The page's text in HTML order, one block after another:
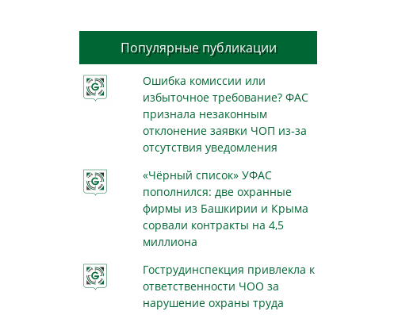
Популярные публикации
Ошибка комиссии или
избыточное требование? ФАС
признала незаконным
отклонение заявки ЧОП из-за
отсутствия уведомления
«Чёрный список» УФАС
пополнился: две охранные
фирмы из Башкирии и Крыма
сорвали контракты на 4,5
миллиона
Гострудинспекция привлекла к
ответственности ЧОО за
нарушение охраны труда